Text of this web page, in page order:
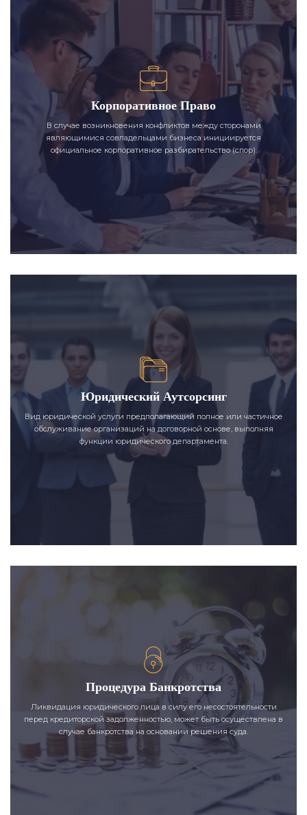
Корпоративное Право
В случае возникновения конфликтов между сторонами
являющимися совладельцами бизнеса инициируется
официальное корпоративное разбирательство (спор).
Юридический Аутсорсинг
Вид юридической услуги предполагающий полное или частичное
обслуживание организаций на договорной основе, выполняя
функции юридического департамента.
Процедура Банкротства
Ликвидация юридического лица в силу его несостоятельности
перед кредиторской задолженностью, может быть осуществлена в
случае банкротства на основании решения суда.